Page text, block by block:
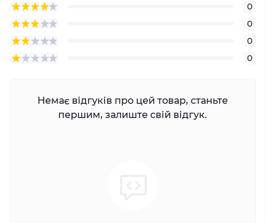
0
0
0
0
Немає відгуків про цей товар, станьте
першим, залиште свій відгук.